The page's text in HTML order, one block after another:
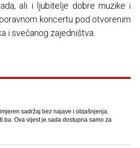
ali i ljubitelje dobre muzike i
koncertu pod otvorenim
i svečanog zajedništva.
sadržaj bez najave i objašnjenja.
Ova vijest je sada dostupna samo za